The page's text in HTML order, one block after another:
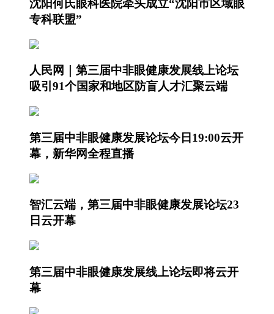
沈阳何氏眼科医院牵头成立“沈阳市区域眼
专科联盟”
人民网｜第三届中非眼健康发展线上论坛
吸引91个国家和地区防盲人才汇聚云端
第三届中非眼健康发展论坛今日19:00云开
幕，新华网全程直播
智汇云端，第三届中非眼健康发展论坛23
日云开幕
第三届中非眼健康发展线上论坛即将云开
幕